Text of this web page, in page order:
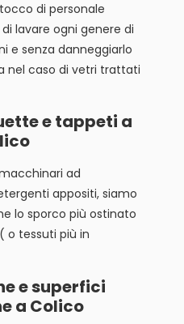
di personale
lavare ogni genere di
e senza danneggiarlo
nel caso di vetri trattati
e tappeti a
ad
appositi, siamo
lo sporco più ostinato
tessuti più in
e superfici
a Colico